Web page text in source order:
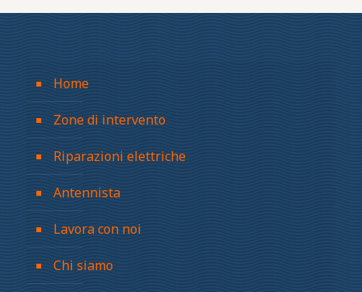
Home
Zone di intervento
Riparazioni elettriche
Antennista
Lavora con noi
Chi siamo